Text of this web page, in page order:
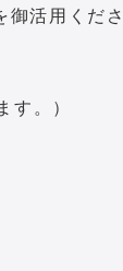
活用くださ
す。）